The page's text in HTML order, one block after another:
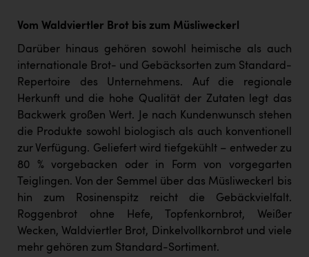
TCL
TGW Logistics
TRAILOMAT & Cycling Austria
VERITAS
Vier Diamanten
Vorlagenportal
Wir besiegen Krebs
Wirtschaftskammer OÖ
Vom Waldviertler Brot bis zum Müsliweckerl
Darüber hinaus gehören sowohl heimische als auch
internationale Brot- und Gebäcksorten zum Standard-
Repertoire des Unternehmens. Auf die regionale
Herkunft und die hohe Qualität der Zutaten legt das
Backwerk großen Wert. Je nach Kundenwunsch stehen
die Produkte sowohl biologisch als auch konventionell
zur Verfügung. Geliefert wird tiefgekühlt – entweder zu
80 % vorgebacken oder in Form von vorgegarten
Teiglingen. Von der Semmel über das Müsliweckerl bis
hin zum Rosinenspitz reicht die Gebäckvielfalt.
Roggenbrot ohne Hefe, Topfenkornbrot, Weißer
Wecken, Waldviertler Brot, Dinkelvollkornbrot und viele
mehr gehören zum Standard-Sortiment.